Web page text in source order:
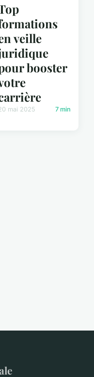
veille
booster
mai 2025 7 min